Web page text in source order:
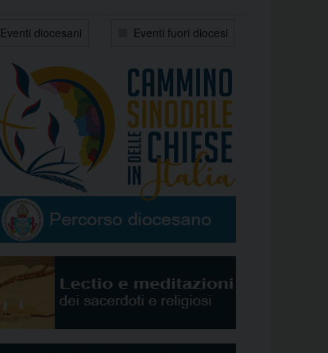
Eventi diocesani Eventi fuori diocesi